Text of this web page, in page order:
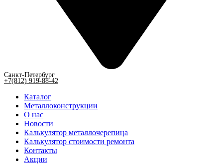
Санкт-Петербург
+7(812) 919-88-42
Каталог
Металлоконструкции
О нас
Новости
Калькулятор металлочерепица
Калькулятор стоимости ремонта
Контакты
Акции